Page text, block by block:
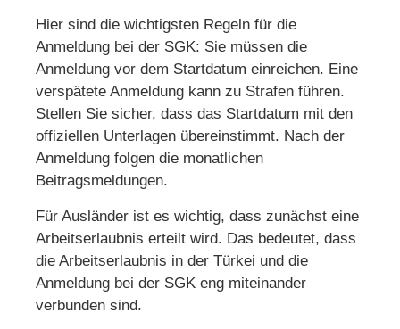
Hier sind die wichtigsten Regeln für die
Anmeldung bei der SGK: Sie müssen die
Anmeldung vor dem Startdatum einreichen. Eine
verspätete Anmeldung kann zu Strafen führen.
Stellen Sie sicher, dass das Startdatum mit den
offiziellen Unterlagen übereinstimmt. Nach der
Anmeldung folgen die monatlichen
Beitragsmeldungen.
Für Ausländer ist es wichtig, dass zunächst eine
Arbeitserlaubnis erteilt wird. Das bedeutet, dass
die Arbeitserlaubnis in der Türkei und die
Anmeldung bei der SGK eng miteinander
verbunden sind.